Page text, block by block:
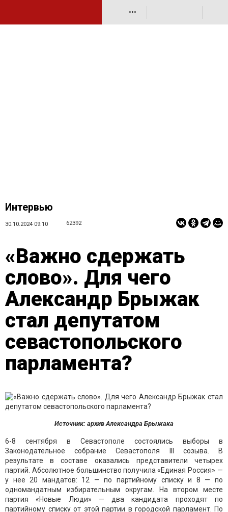
•••
Интервью
30.10.2024 09:10 62392
«Важно сдержать
слово». Для чего
Александр Брыжак
стал депутатом
севастопольского
парламента?
Источник: архив Александра Брыжака
6-8 сентября в Севастополе состоялись выборы в
Законодательное собрание Севастополя III созыва. В
результате в составе оказались представители четырех
партий. Абсолютное большинство получила «Единая Россия» —
у нее 20 мандатов: 12 — по партийному списку и 8 — по
одномандатным избирательным округам. На втором месте
партия «Новые Люди» — два кандидата проходят по
партийному списку от этой партии в городской парламент. По